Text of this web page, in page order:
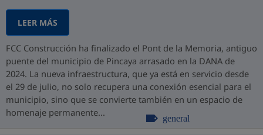
LEER MÁS
FCC Construcción ha finalizado el Pont de la Memoria, antiguo
puente del municipio de Pincaya arrasado en la DANA de
2024. La nueva infraestructura, que ya está en servicio desde
el 29 de julio, no solo recupera una conexión esencial para el
municipio, sino que se convierte también en un espacio de
homenaje permanente...
general